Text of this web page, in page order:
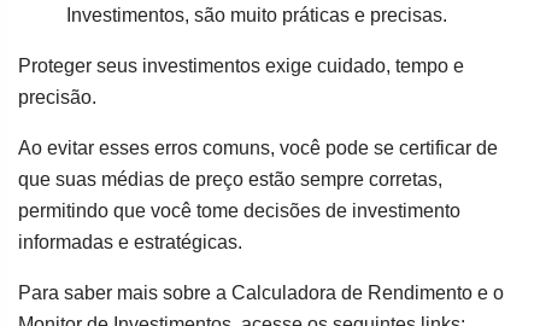
Investimentos, são muito práticas e precisas.
Proteger seus investimentos exige cuidado, tempo e
precisão.
Ao evitar esses erros comuns, você pode se certificar de
que suas médias de preço estão sempre corretas,
permitindo que você tome decisões de investimento
informadas e estratégicas.
Para saber mais sobre a Calculadora de Rendimento e o